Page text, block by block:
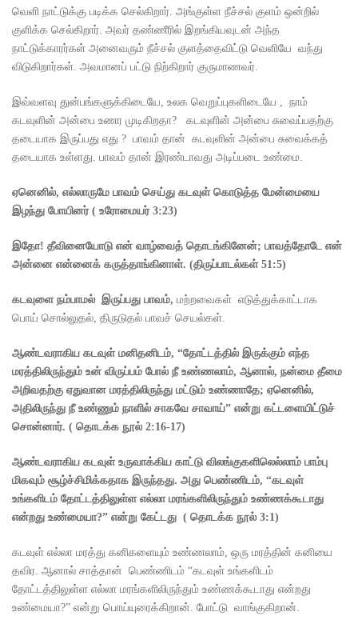
வெளி நாட்டுக்கு படிக்க செல்கிறார். அங்குள்ள நீச்சல் குளம் ஒன்றில்
குளிக்க செல்கிறார். அவர் தண்ணீரில் இறங்கியவுடன் அந்த
நாட்டுக்காரர்கள் அனைவரும் நீச்சல் குளத்தைவிட்டு வெளியே வந்து
விடுகிறார்கள். அவமானப் பட்டு நிற்கிறார் குருமாணவர்.
இவ்வளவு துன்பங்களுக்கிடையே, உலக வெறுப்புகளிடையே , நாம்
கடவுளின் அன்பை உணர முடிகிறதா? கடவுளின் அன்பை சுவைப்பதற்கு
தடையாக இருப்பது எது ? பாவம் தான் கடவுளின் அன்பை சுவைக்கத்
தடையாக உள்ளது. பாவம் தான் இரண்டாவது அடிப்படை உண்மை.
ஏனெனில், எல்லாருமே பாவம் செய்து கடவுள் கொடுத்த மேன்மையை
இழந்து போயினர்( உரோமையர் 3:23)
இதோ! தீவினையோடு என் வாழ்வைத் தொடங்கினேன்; பாவத்தோடே என்
அன்னை என்னைக் கருத்தாங்கினாள். (திருப்பாடல்கள் 51:5)
கடவுளை நம்பாமல் இருப்பது பாவம், மற்றவைகள் எடுத்துக்காட்டாக
பொய் சொல்லுதல், திருடுதல் பாவச் செயல்கள்.
ஆண்டவராகிய கடவுள் மனிதனிடம், “தோட்டத்தில் இருக்கும் எந்த
மரத்திலிருந்தும் உன் விருப்பம் போல் நீ உண்ணலாம், ஆனால், நன்மை தீமை
அறிவதற்கு ஏதுவான மரத்திலிருந்து மட்டும் உண்ணாதே; ஏனெனில்,
அதிலிருந்து நீ உண்ணும் நாளில் சாகவே சாவாய்” என்று கட்டளையிட்டுச்
சொன்னார். ( தொடக்க நூல் 2:16-17)
ஆண்டவராகிய கடவுள் உருவாக்கிய காட்டு விலங்குகளிலெல்லாம் பாம்பு
மிகவும் சூழ்ச்சிமிக்கதாக இருந்தது. அது பெண்ணிடம், “கடவுள்
உங்களிடம் தோட்டத்திலுள்ள எல்லா மரங்களிலிருந்தும் உண்ணக்கூடாது
என்றது உண்மையா?” என்று கேட்டது ( தொடக்க நூல் 3:1)
கடவுள் எல்லா மரத்து கனிகளையும் உண்ணலாம், ஒரு மரத்தின் கனியை
தவிர. ஆனால் சாத்தான் பெண்ணிடம் “கடவுள் உங்களிடம்
தோட்டத்திலுள்ள எல்லா மரங்களிலிருந்தும் உண்ணக்கூடாது என்றது
உண்மையா?” என்று பொய்யுரைக்கிறான். போட்டு வாங்குகிறான்.